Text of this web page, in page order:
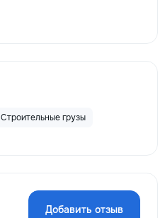
Строительные грузы
Добавить отзыв